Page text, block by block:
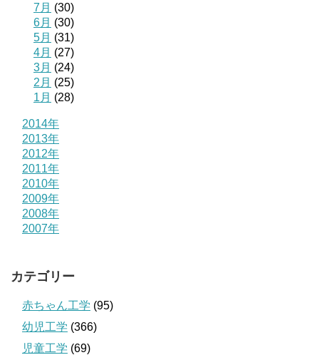
7月 (30)
6月 (30)
5月 (31)
4月 (27)
3月 (24)
2月 (25)
1月 (28)
2014年
2013年
2012年
2011年
2010年
2009年
2008年
2007年
カテゴリー
赤ちゃん工学 (95)
幼児工学 (366)
児童工学 (69)